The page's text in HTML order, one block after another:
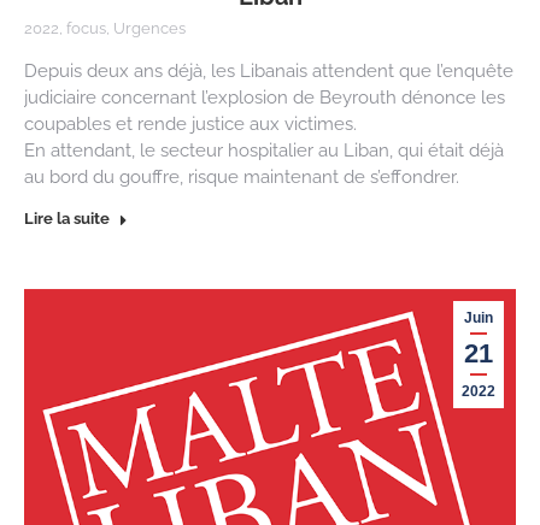
2022, focus, Urgences
Depuis deux ans déjà, les Libanais attendent que l’enquête
judiciaire concernant l’explosion de Beyrouth dénonce les
coupables et rende justice aux victimes.
En attendant, le secteur hospitalier au Liban, qui était déjà
au bord du gouffre, risque maintenant de s’effondrer.
Lire la suite
Juin
21
2022